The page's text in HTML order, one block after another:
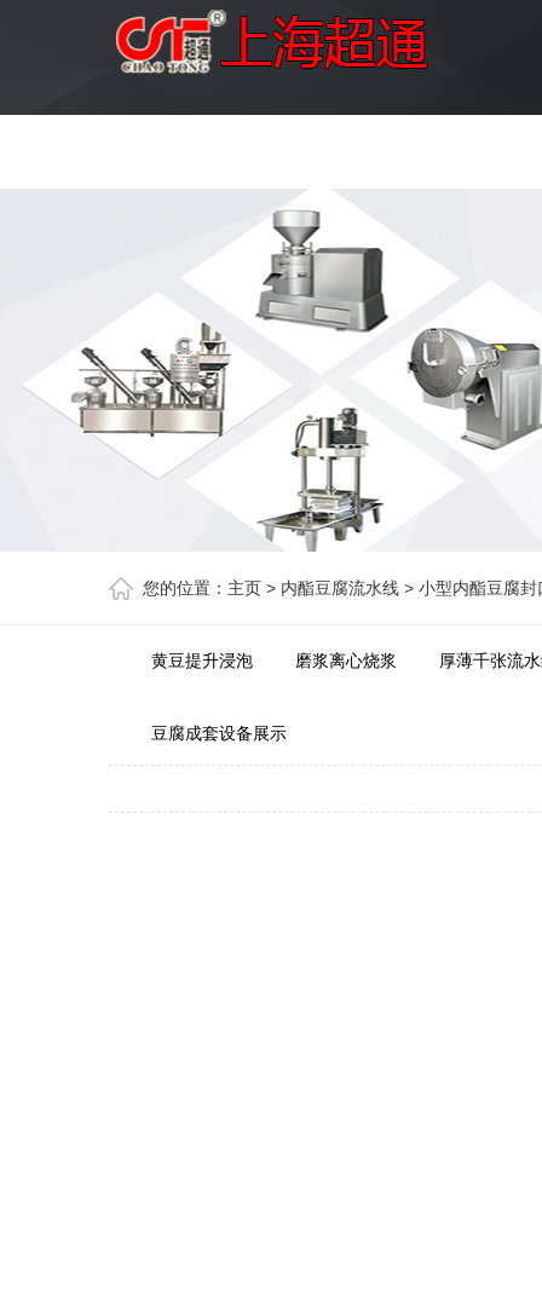
您的位置： 主页 > 内酯豆腐流水线 > 小型内酯豆腐封
黄豆提升浸泡 磨浆离心烧浆 厚薄千张流
豆腐成套设备展示